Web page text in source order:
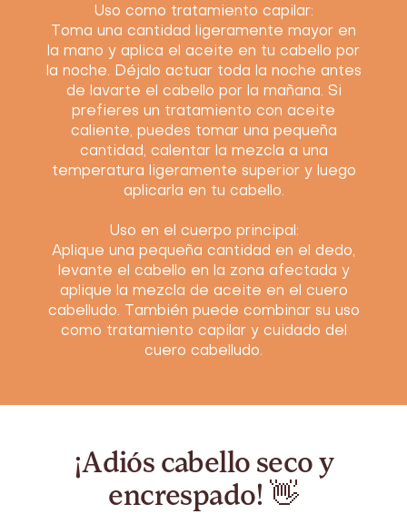
Uso como tratamiento capilar:
Toma una cantidad ligeramente mayor en
la mano y aplica el aceite en tu cabello por
la noche. Déjalo actuar toda la noche antes
de lavarte el cabello por la mañana. Si
prefieres un tratamiento con aceite
caliente, puedes tomar una pequeña
cantidad, calentar la mezcla a una
temperatura ligeramente superior y luego
aplicarla en tu cabello.
Uso en el cuerpo principal:
Aplique una pequeña cantidad en el dedo,
levante el cabello en la zona afectada y
aplique la mezcla de aceite en el cuero
cabelludo. También puede combinar su uso
como tratamiento capilar y cuidado del
cuero cabelludo.
¡Adiós cabello seco y
encrespado! 👋